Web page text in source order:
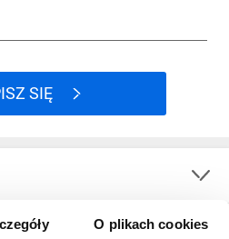
O plikach cookies
SIĘ